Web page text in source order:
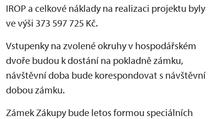
IROP a celkové náklady na realizaci projektu byly
ve výši 373 597 725 Kč.
Vstupenky na zvolené okruhy v hospodářském
dvoře budou k dostání na pokladně zámku,
návštěvní doba bude korespondovat s návštěvní
dobou zámku.
Zámek Zákupy bude letos formou speciálních